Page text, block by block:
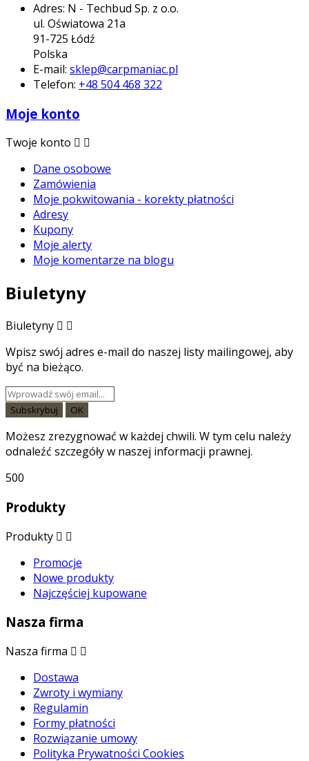
Adres: N - Techbud Sp. z o.o.
ul. Oświatowa 21a
91-725 Łódź
Polska
E-mail: sklep@carpmaniac.pl
Telefon: +48 504 468 322
Moje konto
Twoje konto  
Dane osobowe
Zamówienia
Moje pokwitowania - korekty płatności
Adresy
Kupony
Moje alerty
Moje komentarze na blogu
Biuletyny
Biuletyny  
Wpisz swój adres e-mail do naszej listy mailingowej, aby
być na bieżąco.
Możesz zrezygnować w każdej chwili. W tym celu należy
odnaleźć szczegóły w naszej informacji prawnej.
500
Produkty
Produkty  
Promocje
Nowe produkty
Najczęściej kupowane
Nasza firma
Nasza firma  
Dostawa
Zwroty i wymiany
Regulamin
Formy płatności
Rozwiązanie umowy
Polityka Prywatności Cookies